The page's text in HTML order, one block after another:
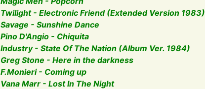
Twilight - Electronic Friend (Extended Version 1983)
Savage - Sunshine Dance
Pino D'Angio - Chiquita
Industry - State Of The Nation (Album Ver. 1984)
Greg Stone - Here in the darkness
F.Monieri - Coming up
Vana Marr - Lost In The Night